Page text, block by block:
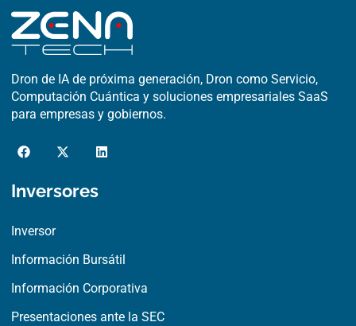
Dron de IA de próxima generación, Dron como Servicio,
Computación Cuántica y soluciones empresariales SaaS
para empresas y gobiernos.
F
a
b
k
X
-
i
L
i
Inversores
Inversor
Información Bursátil
Información Corporativa
Presentaciones ante la SEC